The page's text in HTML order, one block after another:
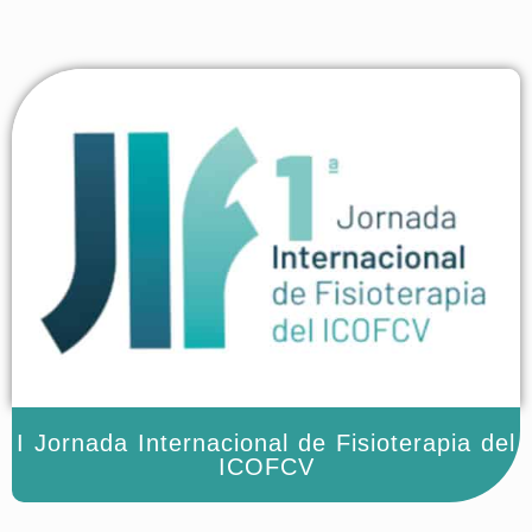
I Jornada Internacional de Fisioterapia del
ICOFCV